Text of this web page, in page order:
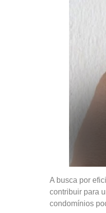
A busca por
contribuir para
condomínios